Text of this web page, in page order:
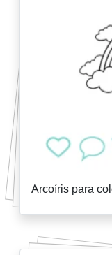
Arcoíris para